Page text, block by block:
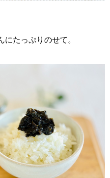
にたっぷりのせて。